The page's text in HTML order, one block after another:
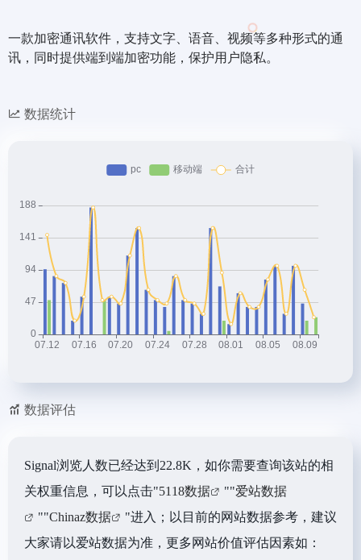
一款加密通讯软件，支持文字、语音、视频等多种形式的通
讯，同时提供端到端加密功能，保护用户隐私。
数据统计
数据评估
Signal浏览人数已经达到22.8K，如你需要查询该站的相
关权重信息，可以点击"5118数据 ""爱站数据
""Chinaz数据
"进入；以目前的网站数据参考，建议
大家请以爱站数据为准，更多网站价值评估因素如：